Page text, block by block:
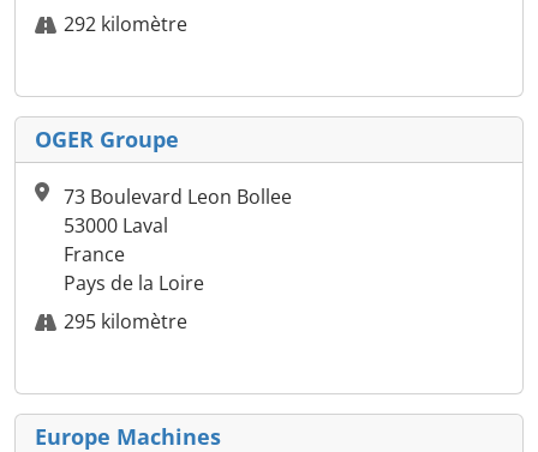
292 kilomètre
OGER Groupe
73 Boulevard Leon Bollee
53000 Laval
France
Pays de la Loire
295 kilomètre
Europe Machines